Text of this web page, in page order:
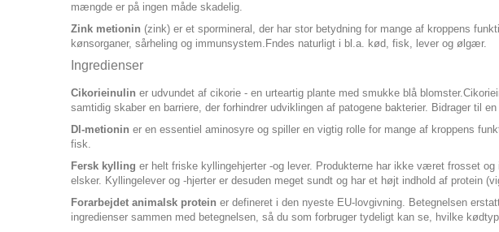
mængde er på ingen måde skadelig.
Zink metionin (zink) er et spormineral, der har stor betydning for mange af kroppens
kønsorganer, sårheling og immunsystem.Fndes naturligt i bl.a. kød, fisk, lever og ølgær.
Ingredienser
Cikorieinulin er udvundet af cikorie - en urteartig plante med smukke blå
samtidig skaber en barriere, der forhindrer udviklingen af patogene bakterier. Bidrager til
Dl-metionin er en essentiel aminosyre og spiller en vigtig rolle for mange af kroppens
fisk.
Fersk kylling er helt friske kyllingehjerter -og lever. Produkterne har ikke været frosset
elsker. Kyllingelever og -hjerter er desuden meget sundt og har et højt indhold af protein
Forarbejdet animalsk protein er defineret i den nyeste EU-lovgivning. Betegnelsen
ingredienser sammen med betegnelsen, så du som forbruger tydeligt kan se, hvilke